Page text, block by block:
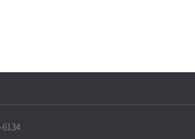
개인정보를 파기합니다.
6134